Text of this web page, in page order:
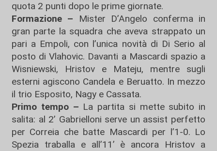
quota 2 punti dopo le prime giornate.
Formazione – Mister D’Angelo conferma in
gran parte la squadra che aveva strappato un
pari a Empoli, con l’unica novità di Di Serio al
posto di Vlahovic. Davanti a Mascardi spazio a
Wisniewski, Hristov e Mateju, mentre sugli
esterni agiscono Candela e Beruatto. In mezzo
il trio Esposito, Nagy e Cassata.
Primo tempo – La partita si mette subito in
salita: al 2’ Gabrielloni serve un assist perfetto
per Correia che batte Mascardi per l’1-0. Lo
Spezia traballa e all’11’ è ancora Hristov a